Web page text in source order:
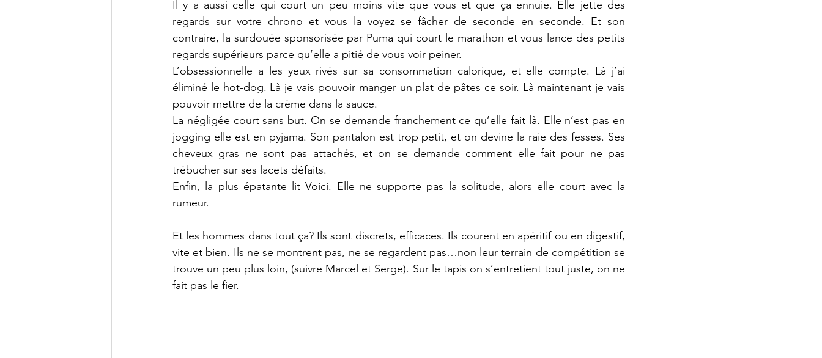
Il y a aussi celle qui court un peu moins vite que vous et que ça ennuie. Elle jette des
regards sur votre chrono et vous la voyez se fâcher de seconde en seconde. Et son
contraire, la surdouée sponsorisée par Puma qui court le marathon et vous lance des petits
regards supérieurs parce qu’elle a pitié de vous voir peiner.
L’obsessionnelle a les yeux rivés sur sa consommation calorique, et elle compte. Là j’ai
éliminé le hot-dog. Là je vais pouvoir manger un plat de pâtes ce soir. Là maintenant je vais
pouvoir mettre de la crème dans la sauce.
La négligée court sans but. On se demande franchement ce qu’elle fait là. Elle n’est pas en
jogging elle est en pyjama. Son pantalon est trop petit, et on devine la raie des fesses. Ses
cheveux gras ne sont pas attachés, et on se demande comment elle fait pour ne pas
trébucher sur ses lacets défaits.
Enfin, la plus épatante lit Voici. Elle ne supporte pas la solitude, alors elle court avec la
rumeur.
Et les hommes dans tout ça? Ils sont discrets, efficaces. Ils courent en apéritif ou en digestif,
vite et bien. Ils ne se montrent pas, ne se regardent pas…non leur terrain de compétition se
trouve un peu plus loin, (suivre Marcel et Serge). Sur le tapis on s’entretient tout juste, on ne
fait pas le fier.